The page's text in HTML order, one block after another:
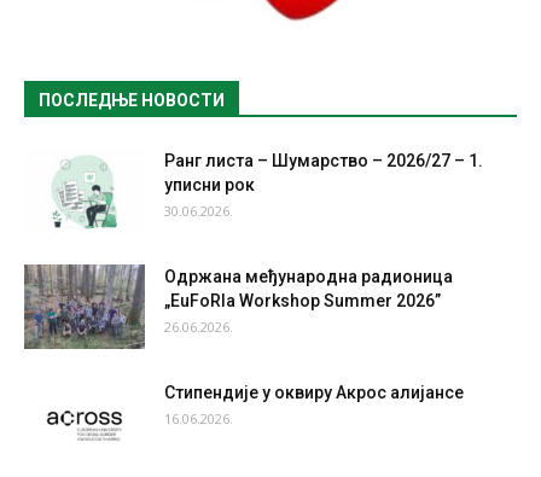
ПОСЛЕДЊЕ НОВОСТИ
Ранг листа – Шумарство – 2026/27 – 1.
уписни рок
30.06.2026.
Одржана међународна радионица
„EuFoRIa Workshop Summer 2026”
26.06.2026.
Стипендије у оквиру Акрос алијансе
16.06.2026.